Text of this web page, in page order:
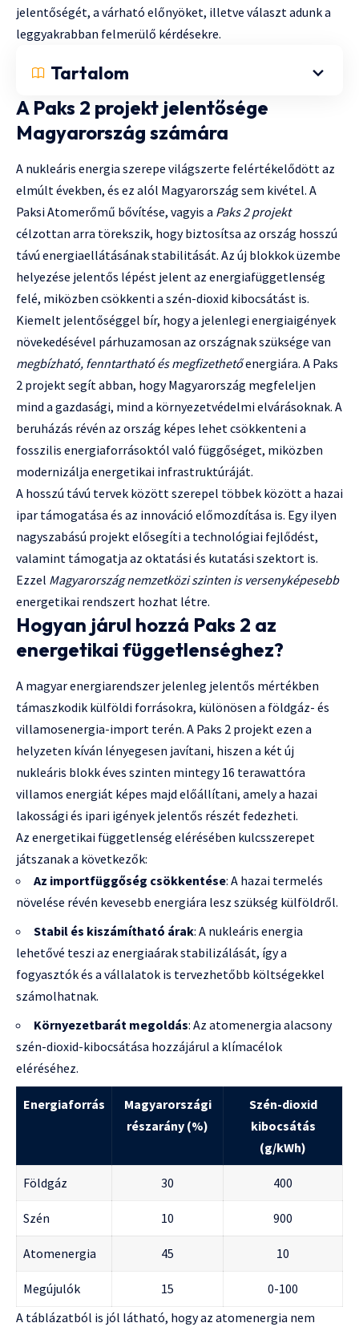
jelentőségét, a várható előnyöket, illetve választ adunk a
leggyakrabban felmerülő kérdésekre.
Tartalom
A Paks 2 projekt jelentősége
Magyarország számára
A nukleáris energia szerepe világszerte felértékelődött az
elmúlt években, és ez alól Magyarország sem kivétel. A
Paksi Atomerőmű bővítése, vagyis a Paks 2 projekt
célzottan arra törekszik, hogy biztosítsa az ország hosszú
távú energiaellátásának stabilitását. Az új blokkok üzembe
helyezése jelentős lépést jelent az energiafüggetlenség
felé, miközben csökkenti a szén-dioxid kibocsátást is.
Kiemelt jelentőséggel bír, hogy a jelenlegi energiaigények
növekedésével párhuzamosan az országnak szüksége van
megbízható, fenntartható és megfizethetőenergiára. A Paks
2 projekt segít abban, hogy Magyarország megfeleljen
mind a gazdasági, mind a környezetvédelmi elvárásoknak. A
beruházás révén az ország képes lehet csökkenteni a
fosszilis energiaforrásoktól való függőséget, miközben
modernizálja energetikai infrastruktúráját.
A hosszú távú tervek között szerepel többek között a hazai
ipar támogatása és az innováció előmozdítása is. Egy ilyen
nagyszabású projekt elősegíti a technológiai fejlődést,
valamint támogatja az oktatási és kutatási szektort is.
Ezzel Magyarország nemzetközi szinten is versenyképesebb
energetikai rendszert hozhat létre.
Hogyan járul hozzá Paks 2 az
energetikai függetlenséghez?
A magyar energiarendszer jelenleg jelentős mértékben
támaszkodik külföldi forrásokra, különösen a földgáz- és
villamosenergia-import terén. A Paks 2 projekt ezen a
helyzeten kíván lényegesen javítani, hiszen a két új
nukleáris blokk éves szinten mintegy 16 terawattóra
villamos energiát képes majd előállítani, amely a hazai
lakossági és ipari igények jelentős részét fedezheti.
Az energetikai függetlenség elérésében kulcsszerepet
játszanak a következők:
Az importfüggőség csökkentése: A hazai termelés
növelése révén kevesebb energiára lesz szükség külföldről.
Stabil és kiszámítható árak: A nukleáris energia
lehetővé teszi az energiaárak stabilizálását, így a
fogyasztók és a vállalatok is tervezhetőbb költségekkel
számolhatnak.
Környezetbarát megoldás: Az atomenergia alacsony
szén-dioxid-kibocsátása hozzájárul a klímacélok
eléréséhez.
Energiaforrás
Magyarországi
részarány (%)
Szén-dioxid
kibocsátás
(g/kWh)
Földgáz 30 400
Szén 10 900
Atomenergia 45 10
Megújulók 15
0-100
A táblázatból is jól látható, hogy az atomenergia nem